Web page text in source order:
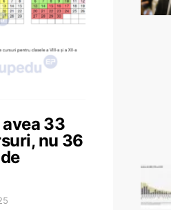
33
nu 36